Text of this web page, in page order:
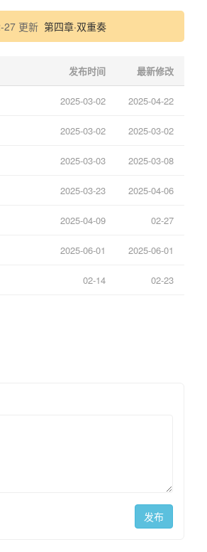
27 更新 第四章·双重奏
发布时间 最新修改
2025-03-02 2025-04-22
2025-03-02 2025-03-02
2025-03-03 2025-03-08
2025-03-23 2025-04-06
2025-04-09 02-27
2025-06-01 2025-06-01
02-14 02-23
发布